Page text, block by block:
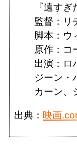
『遠すぎ
監督：リ
脚本：ウ
原作：コ
出演：ロ
ジーン・
カーン、
出典： 映画